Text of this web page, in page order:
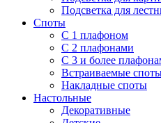
Подсветка для
Споты
С 1 плафоном
С 2 плафонами
С 3 и более
Встраиваемые
Накладные споты
Настольные
Декоративные